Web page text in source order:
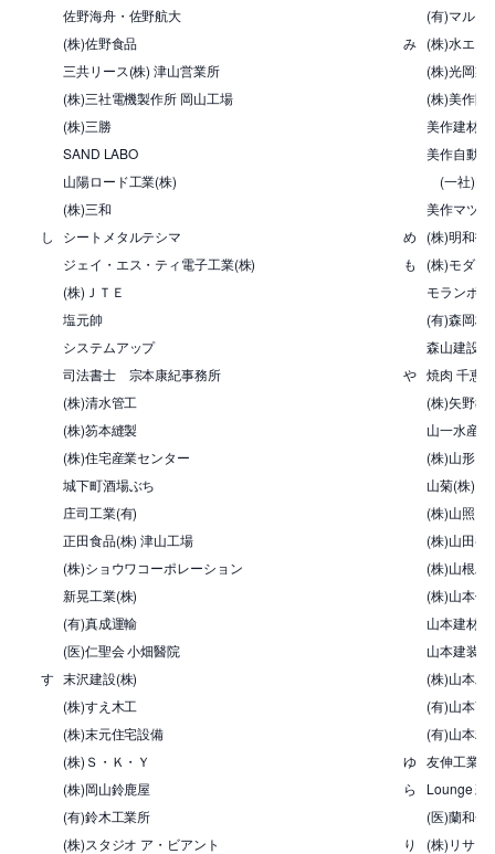
佐野海舟・佐野航大
(有)マルフ
(株)佐野食品
み (株)水エコ
三共リース(株) 津山営業所
(株)光岡製
(株)三社電機製作所 岡山工場
(株)美作開
(株)三勝
美作建材(
SAND LABO
美作自動
山陽ロード工業(株)
(一社)岡
(株)三和
美作マツ
し
シートメタルテシマ め
(株)明和技
ジェイ・エス・ティ電子工業(株)
も
(株)モダン
(株)ＪＴＥ
モランボ
塩元帥
(有)森岡林
システムアップ
森山建設(
司法書士 宗本康紀事務所
や 焼肉 千恵
(株)清水管工
(株)矢野教
(株)笏本縫製
山一水産(
(株)住宅産業センター
(株)山形電
城下町酒場ぶち
山菊(株)
庄司工業(有)
(株)山照
正田食品(株) 津山工場
(株)山田養
(株)ショウワコーポレーション
(株)山根工
新晃工業(株)
(株)山本仮
(有)真成運輸
山本建材(
(医)仁聖会 小畑醫院
山本建装
す 末沢建設(株)
(株)山本工
(株)すえ木工
(有)山本商
(株)末元住宅設備
(有)山本精
(株)Ｓ・Ｋ・Ｙ
ゆ 友伸工業(
(株)岡山鈴鹿屋
ら
Lounge 彩
(有)鈴木工業所
(医)蘭和会
(株)スタジオ ア・ビアント
り
(株)リサー